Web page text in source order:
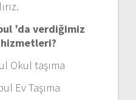
’da verdiğimiz
hizmetleri?
Okul taşıma
Ev Taşıma